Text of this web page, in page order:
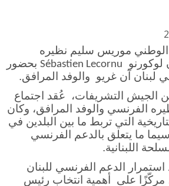
الوطني موريس سليم نظيره
لوكورنو
Sébastien Lecornu بحضور
لبنان آن غريو والوفد المرافق.
الجيش التشريفات، عُقد اجتماع
الفرنسي والوفد المرافق، وكان
التي تربط ما بين البلدين في
ما يتعلق بالدعم الفرنسي
اللبنانية.
استمرار الدعم الفرنسي للبنان
مركّزًا على أهمية انتخاب رئيس